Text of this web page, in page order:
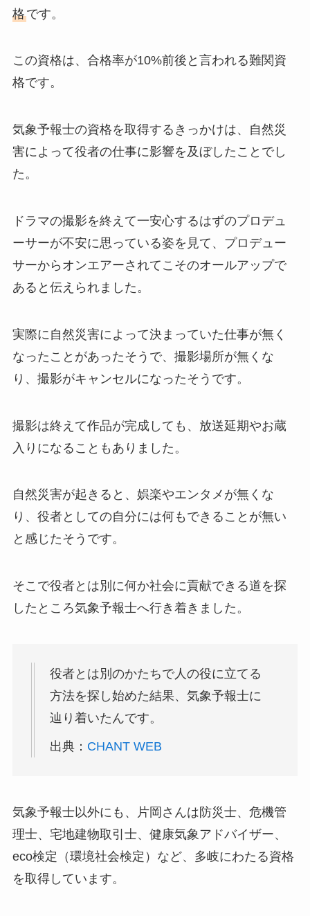
格です。
この資格は、合格率が10%前後と言われる難関資
格です。
気象予報士の資格を取得するきっかけは、自然災
害によって役者の仕事に影響を及ぼしたことでし
た。
ドラマの撮影を終えて一安心するはずのプロデュ
ーサーが不安に思っている姿を見て、プロデュー
サーからオンエアーされてこそのオールアップで
あると伝えられました。
実際に自然災害によって決まっていた仕事が無く
なったことがあったそうで、撮影場所が無くな
り、撮影がキャンセルになったそうです。
撮影は終えて作品が完成しても、放送延期やお蔵
入りになることもありました。
自然災害が起きると、娯楽やエンタメが無くな
り、役者としての自分には何もできることが無い
と感じたそうです。
そこで役者とは別に何か社会に貢献できる道を探
したところ気象予報士へ行き着きました。
役者とは別のかたちで人の役に立てる
方法を探し始めた結果、気象予報士に
辿り着いたんです。
出典： CHANT WEB
気象予報士以外にも、片岡さんは防災士、危機管
理士、宅地建物取引士、健康気象アドバイザー、
eco検定（環境社会検定）など、多岐にわたる資格
を取得しています。